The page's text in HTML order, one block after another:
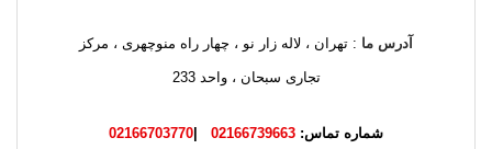
آدرس ما : تهران ، لاله زار نو ، چهار راه منوچهری ، مرکز
تجاری سبحان ، واحد 233
شماره تماس: 02166739663
|
02166703770